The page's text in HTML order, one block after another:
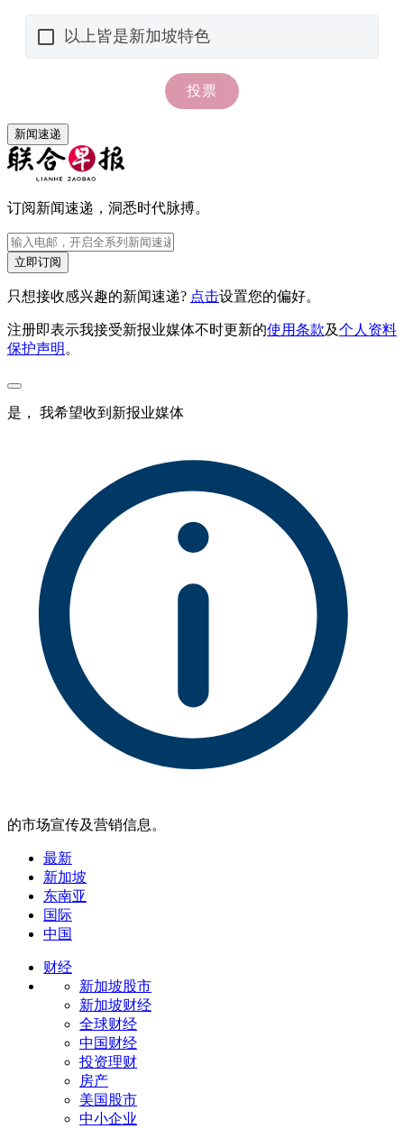
新闻速递
订阅新闻速递，洞悉时代脉搏。
立即订阅
只想接收感兴趣的新闻速递? 点击设置您的偏好。
注册即表示我接受新报业媒体不时更新的使用条款及个人资料
保护声明 。
是， 我希望收到新报业媒体
的市场宣传及营销信息。
最新
新加坡
东南亚
国际
中国
财经
新加坡股市
新加坡财经
全球财经
中国财经
投资理财
房产
美国股市
中小企业